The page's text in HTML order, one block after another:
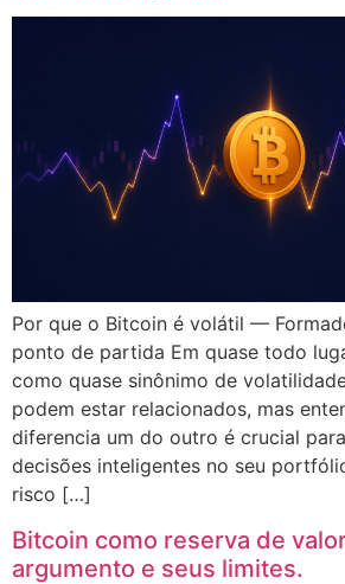
Por que o Bitcoin é volátil —
ponto de partida Em quase todo
como quase sinônimo de
podem estar relacionados, mas
diferencia um do outro é crucial
decisões inteligentes no seu
risco […]
Bitcoin como reserva de
argumento e seus limites.